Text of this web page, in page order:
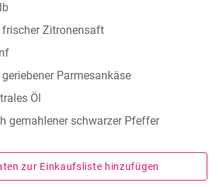
frischer Zitronensaft
geriebener Parmesankäse
Öl
gemahlener schwarzer Pfeffer
zur Einkaufsliste hinzufügen